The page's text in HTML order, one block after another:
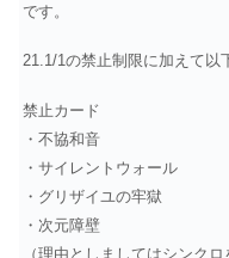
です。
21.1/1の禁止制限に加えて以
禁止カード
・不協和音
・サイレントウォール
・グリザイユの牢獄
・次元障壁
（理由としましてはシンク